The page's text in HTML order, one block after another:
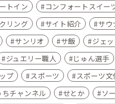
トイン コンフォートスイー
リング サイト紹介 サウ
サンリオ サ飯 ジェ
ジュエリー職人 じゅん選手
プ スポーツ スポーツ
ちチャンネル せとか ソ